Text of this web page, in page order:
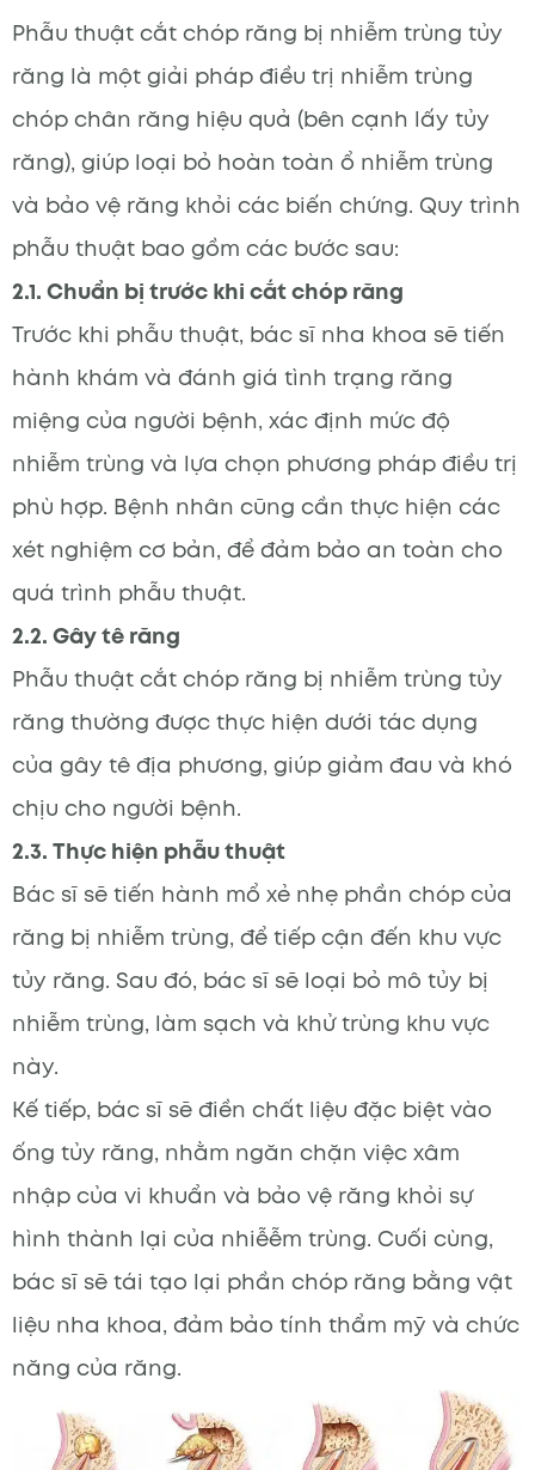
Phẫu thuật cắt chóp răng bị nhiễm trùng tủy
răng là một giải pháp điều trị nhiễm trùng
chóp chân răng hiệu quả (bên cạnh lấy tủy
răng), giúp loại bỏ hoàn toàn ổ nhiễm trùng
và bảo vệ răng khỏi các biến chứng. Quy trình
phẫu thuật bao gồm các bước sau:
2.1. Chuẩn bị trước khi cắt chóp răng
Trước khi phẫu thuật, bác sĩ nha khoa sẽ tiến
hành khám và đánh giá tình trạng răng
miệng của người bệnh, xác định mức độ
nhiễm trùng và lựa chọn phương pháp điều trị
phù hợp. Bệnh nhân cũng cần thực hiện các
xét nghiệm cơ bản, để đảm bảo an toàn cho
quá trình phẫu thuật.
2.2. Gây tê răng
Phẫu thuật cắt chóp răng bị nhiễm trùng tủy
răng thường được thực hiện dưới tác dụng
của gây tê địa phương, giúp giảm đau và khó
chịu cho người bệnh.
2.3. Thực hiện phẫu thuật
Bác sĩ sẽ tiến hành mổ xẻ nhẹ phần chóp của
răng bị nhiễm trùng, để tiếp cận đến khu vực
tủy răng. Sau đó, bác sĩ sẽ loại bỏ mô tủy bị
nhiễm trùng, làm sạch và khử trùng khu vực
này.
Kế tiếp, bác sĩ sẽ điền chất liệu đặc biệt vào
ống tủy răng, nhằm ngăn chặn việc xâm
nhập của vi khuẩn và bảo vệ răng khỏi sự
hình thành lại của nhiễễm trùng. Cuối cùng,
bác sĩ sẽ tái tạo lại phần chóp răng bằng vật
liệu nha khoa, đảm bảo tính thẩm mỹ và chức
năng của răng.